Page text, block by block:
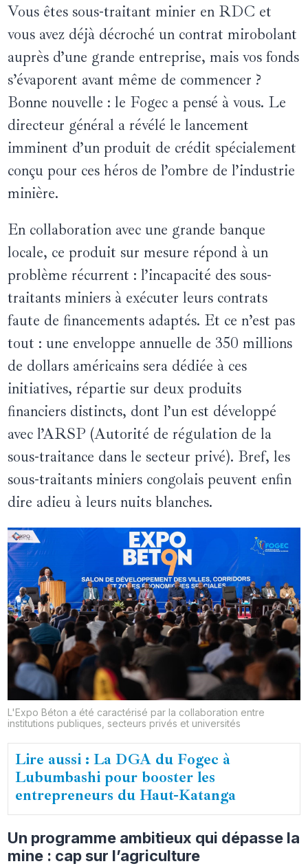
Vous êtes sous-traitant minier en RDC et
vous avez déjà décroché un contrat mirobolant
auprès d’une grande entreprise, mais vos fonds
s’évaporent avant même de commencer ?
Bonne nouvelle : le Fogec a pensé à vous. Le
directeur général a révélé le lancement
imminent d’un produit de crédit spécialement
conçu pour ces héros de l’ombre de l’industrie
minière.
En collaboration avec une grande banque
locale, ce produit sur mesure répond à un
problème récurrent : l’incapacité des sous-
traitants miniers à exécuter leurs contrats
faute de financements adaptés. Et ce n’est pas
tout : une enveloppe annuelle de 350 millions
de dollars américains sera dédiée à ces
initiatives, répartie sur deux produits
financiers distincts, dont l’un est développé
avec l’ARSP (Autorité de régulation de la
sous-traitance dans le secteur privé). Bref, les
sous-traitants miniers congolais peuvent enfin
dire adieu à leurs nuits blanches.
L'Expo Béton a été caractérisé par la collaboration entre
institutions publiques, secteurs privés et universités
Lire aussi : La DGA du Fogec à
Lubumbashi pour booster les
entrepreneurs du Haut-Katanga
Un programme ambitieux qui dépasse la
mine : cap sur l’agriculture